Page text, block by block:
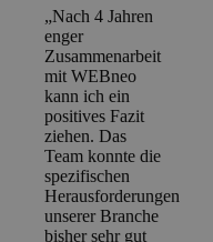
„Nach 4 Jahren
enger
Zusammenarbeit
mit WEBneo
kann ich ein
positives Fazit
ziehen. Das
Team konnte die
spezifischen
Herausforderungen
unserer Branche
bisher sehr gut